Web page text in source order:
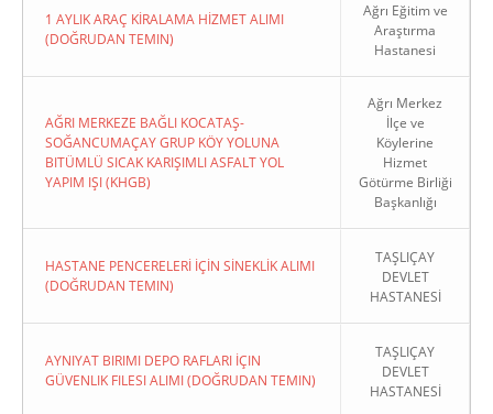
1 AYLIK ARAÇ KİRALAMA HİZMET ALIMI
(DOĞRUDAN TEMIN)
Ağrı Eğitim ve
Araştırma
Hastanesi
AĞRI MERKEZE BAĞLI KOCATAŞ-
SOĞANCUMAÇAY GRUP KÖY YOLUNA
BITÜMLÜ SICAK KARIŞIMLI ASFALT YOL
YAPIM IŞI (KHGB)
Ağrı Merkez
İlçe ve
Köylerine
Hizmet
Götürme Birliği
Başkanlığı
HASTANE PENCERELERİ İÇİN SİNEKLİK ALIMI
(DOĞRUDAN TEMIN)
TAŞLIÇAY
DEVLET
HASTANESİ
AYNIYAT BIRIMI DEPO RAFLARI İÇIN
GÜVENLIK FILESI ALIMI (DOĞRUDAN TEMIN)
TAŞLIÇAY
DEVLET
HASTANESİ